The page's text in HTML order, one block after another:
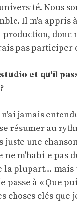
Nous
Il m'a appris
production,
pas participer
et qu'il
n'ai jamais
résumer au
juste une
m'habite pas
la plupart…
passe à « Que
choses clés que